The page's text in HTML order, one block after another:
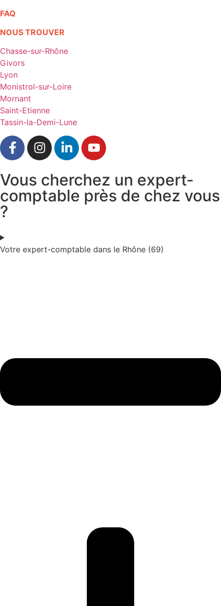
FAQ
NOUS TROUVER
Chasse-sur-Rhône
Givors
Lyon
Monistrol-sur-Loire
Mornant
Saint-Etienne
Tassin-la-Demi-Lune
Vous cherchez un expert-
comptable près de chez vous
?
Votre expert-comptable dans le Rhône (69)